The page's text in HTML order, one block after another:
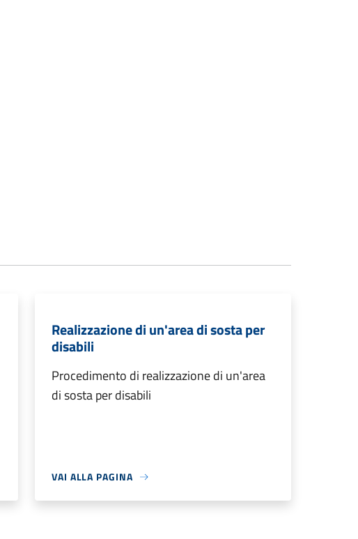
Realizzazione di un'area di sosta per
disabili
Procedimento di realizzazione di un'area
di sosta per disabili
VAI ALLA PAGINA